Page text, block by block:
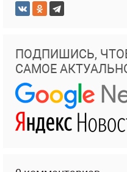
ПОДПИШИСЬ,
САМОЕ